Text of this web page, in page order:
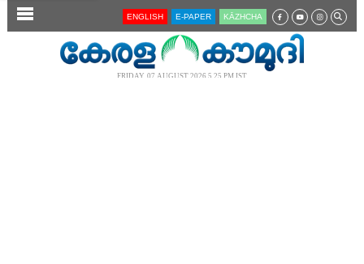
SECTIONS ENGLISH E-PAPER KĀZHCHA
FRIDAY, 07 AUGUST 2026 5.25 PM IST